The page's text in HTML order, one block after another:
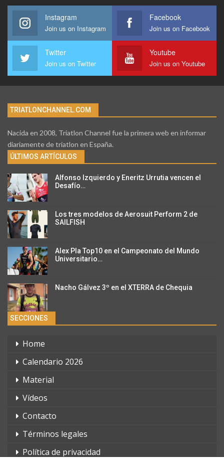
Instagram
Join us on Instagram
Facebook
Join us on Facebook
Twitter
Join us on Twitter
Youtube
Join us on Youtube
TRIATLONCHANNEL.COM
Nacida en 2008, Triatlon Channel fue la primera web en informar
diariamente de triatlon en España.
ÚLTIMOS ARTÍCULOS
Alfonso Izquierdo y Eneritz Urrutia vencen el
Desafío…
Los tres modelos de Aerosuit Perform 2 de
SAILFISH
Alex Pla Top10 en el Campeonato del Mundo
Universitario…
Nacho Gálvez 3º en el XTERRA de Chequia
SECCIONES
Home
Calendario 2026
Material
Vídeos
Contacto
Términos legales
Política de privacidad